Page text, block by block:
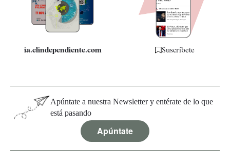
Especificaciones
ia.elindependiente.com Suscríbete
Apúntate a nuestra Newsletter y entérate de lo que
está pasando
Apúntate